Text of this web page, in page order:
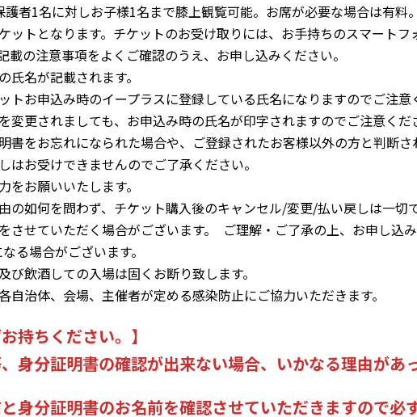
護者1名に対しお子様1名まで膝上観覧可能。お席が必要な場合は有料
ットとなります。チケットのお受け取りには、お手持ちのスマート
載の注意事項をよくご確認のうえ、お申し込みください。
氏名が記載されます。
トお申込み時のイープラスに登録している氏名になりますのでご注意
変更されましても、お申込み時の氏名が印字されますのでご注意くだ
書をお忘れになられた場合や、ご登録されたお客様以外の方と判断
はお受けできませんのでご了承ください。
をお願いいたします。
の如何を問わず、チケット購入後のキャンセル/変更/払い戻しは一
させていただく場合がございます。 ご理解・ご了承の上、お申し込み
る場合がございます。
び飲酒しての入場は固くお断り致します。
自治体、会場、主催者が定める感染防止にご協力いただきます。
持ちください。 】
身分証明書の確認が出来ない場合、いかなる理由があ
身分証明書のお名前を確認させていただきますので必